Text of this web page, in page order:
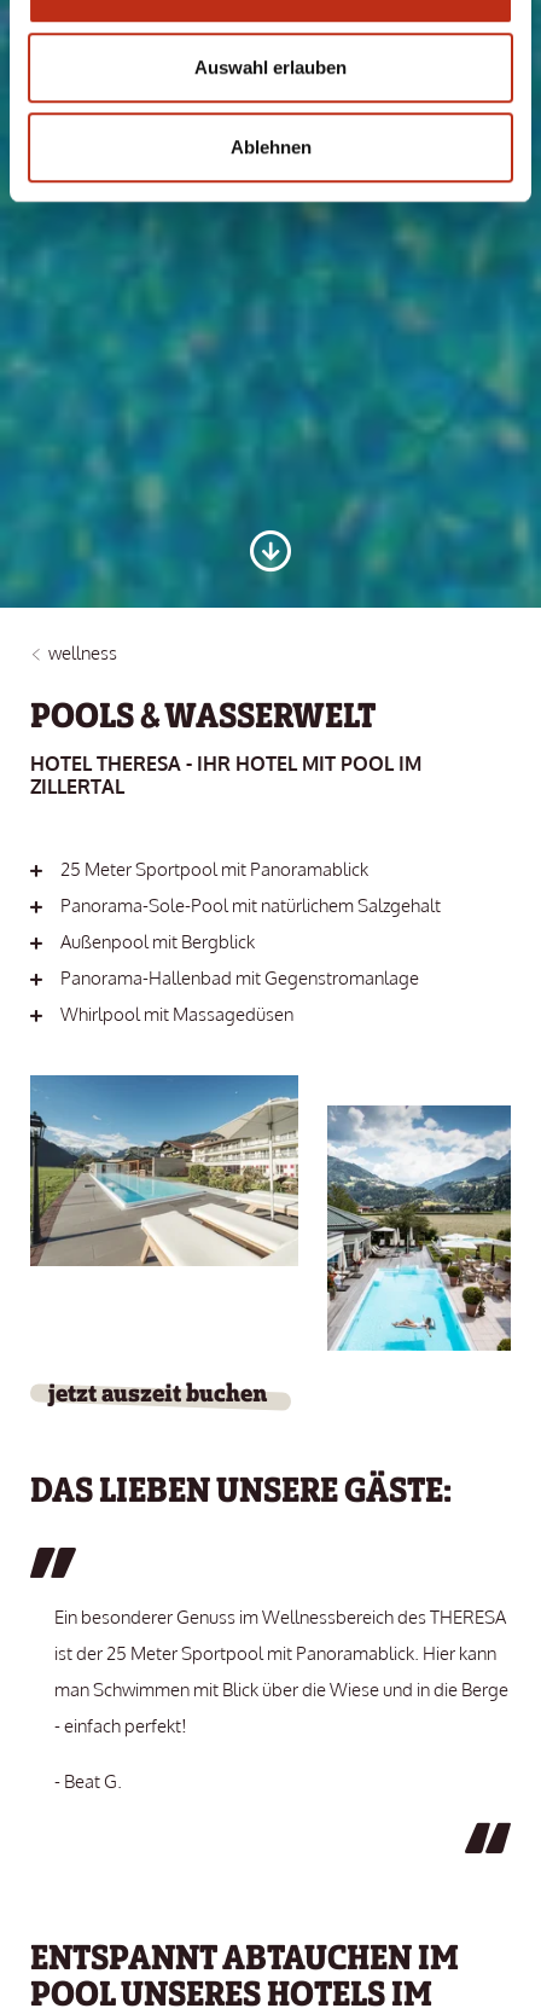
Auswahl erlauben
Ablehnen
wellness
POOLS & WASSERWELT
HOTEL THERESA - IHR HOTEL MIT POOL IM
ZILLERTAL
25 Meter Sportpool mit Panoramablick
Panorama-Sole-Pool mit natürlichem Salzgehalt
Außenpool mit Bergblick
Panorama-Hallenbad mit Gegenstromanlage
Whirlpool mit Massagedüsen
jetzt auszeit buchen
DAS LIEBEN UNSERE GÄSTE:
Ein besonderer Genuss im Wellnessbereich des THERESA
ist der 25 Meter Sportpool mit Panoramablick. Hier kann
man Schwimmen mit Blick über die Wiese und in die Berge
- einfach perfekt!
- Beat G.
ENTSPANNT ABTAUCHEN IM
POOL UNSERES HOTELS IM